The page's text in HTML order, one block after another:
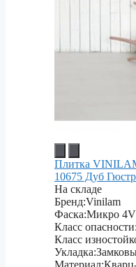
Плитка
10675 Дуб
На складе
Бренд:Vinilam
Фаска:Микро 4V
Класс опасности:
Класс
Укладка: